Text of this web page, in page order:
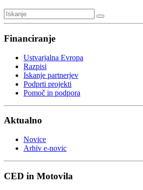
Financiranje
Ustvarjalna Evropa
Razpisi
Iskanje partnerjev
Podprti projekti
Pomoč in podpora
Aktualno
Novice
Arhiv e-novic
CED in Motovila